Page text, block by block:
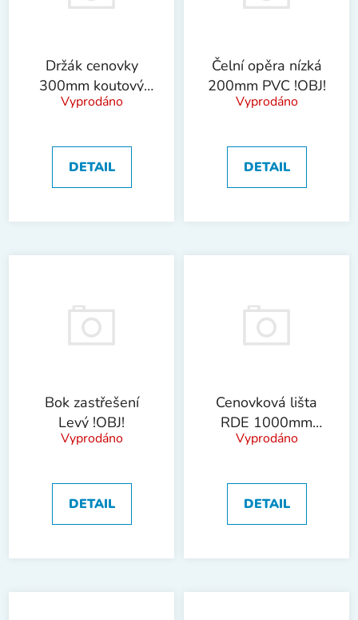
Držák cenovky
300mm koutový
!OBJ!
Vyprodáno
DETAIL
Čelní opěra nízká
200mm PVC !OBJ!
Vyprodáno
DETAIL
Bok zastřešení
Levý !OBJ!
Vyprodáno
DETAIL
Cenovková lišta
RDE 1000mm
!OBJ!
Vyprodáno
DETAIL